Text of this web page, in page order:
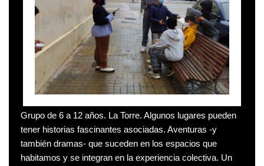
Grupo de 6 a 12 años. La Torre. Algunos lugares pueden
tener historias fascinantes asociadas. Aventuras -y
también dramas- que suceden en los espacios que
habitamos y se integran en la experiencia colectiva. Un